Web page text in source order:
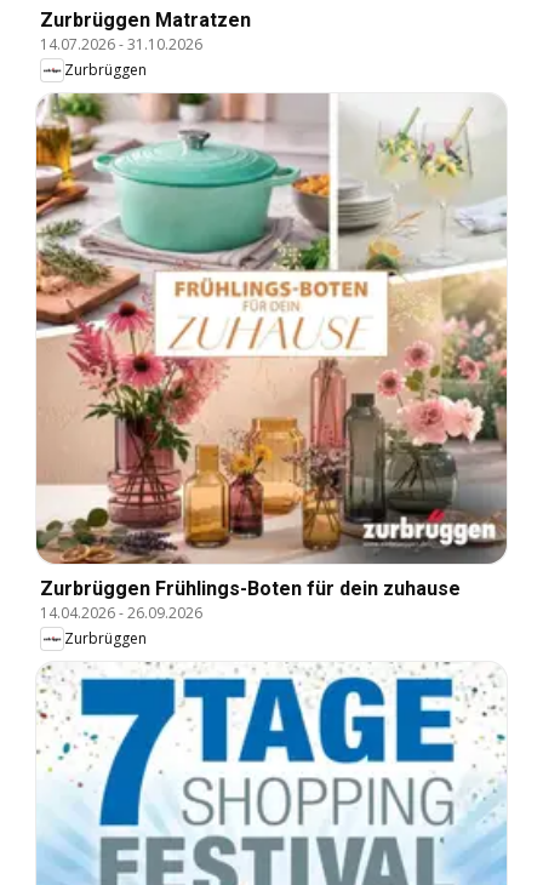
Zurbrüggen Matratzen
14.07.2026-31.10.2026
Zurbrüggen
Zurbrüggen Frühlings-Boten für dein zuhause
14.04.2026-26.09.2026
Zurbrüggen